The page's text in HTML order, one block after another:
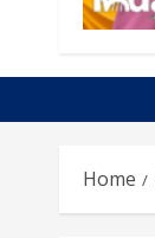
Home